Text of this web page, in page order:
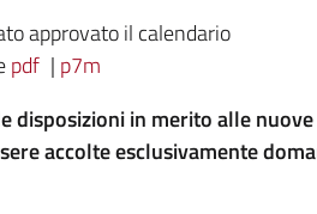
approvato il calendario
pdf | p7m
disposizioni in merito alle
accolte esclusivamente